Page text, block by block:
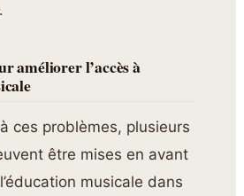
améliorer l’accès à
ces problèmes, plusieurs
être mises en avant
musicale dans